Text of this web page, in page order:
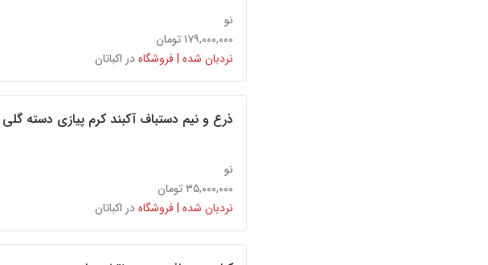
نو
۱۷۹,۰۰۰,۰۰۰ تومان
نردبان شده | فروشگاهدر اکباتان
ذرع و نیم دستباف آکبند کرم پیازی دسته گلی
نو
۳۵,۰۰۰,۰۰۰ تومان
نردبان شده | فروشگاهدر اکباتان